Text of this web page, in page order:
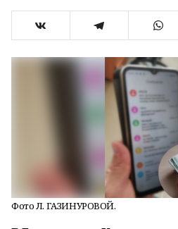
Фото Л. ГАЗИНУРОВОЙ.